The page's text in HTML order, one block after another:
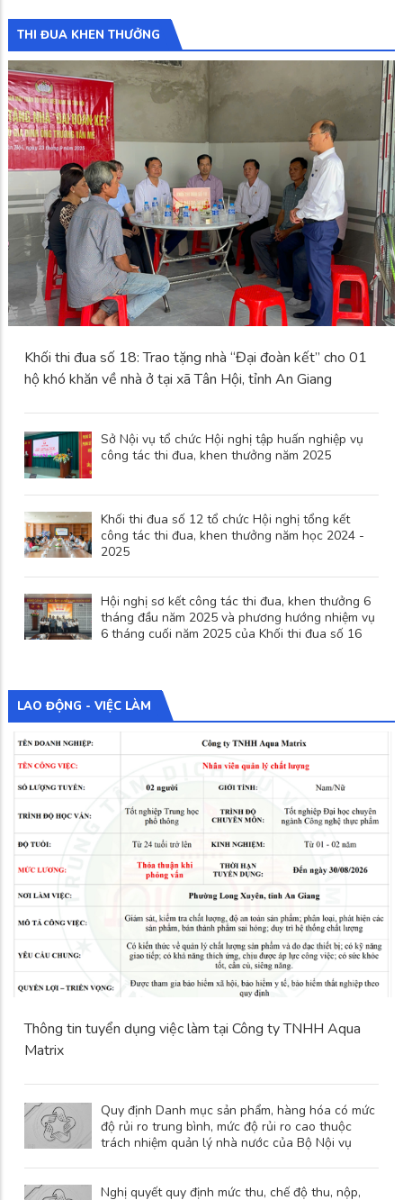
THI ĐUA KHEN THƯỞNG
Khối thi đua số 18: Trao tặng nhà “Đại đoàn kết” cho 01
hộ khó khăn về nhà ở tại xã Tân Hội, tỉnh An Giang
Sở Nội vụ tổ chức Hội nghị tập huấn nghiệp vụ
công tác thi đua, khen thưởng năm 2025
Khối thi đua số 12 tổ chức Hội nghị tổng kết
công tác thi đua, khen thưởng năm học 2024 -
2025
Hội nghị sơ kết công tác thi đua, khen thưởng 6
tháng đầu năm 2025 và phương hướng nhiệm vụ
6 tháng cuối năm 2025 của Khối thi đua số 16
LAO ĐỘNG - VIỆC LÀM
Thông tin tuyển dụng việc làm tại Công ty TNHH Aqua
Matrix
Quy định Danh mục sản phẩm, hàng hóa có mức
độ rủi ro trung bình, mức độ rủi ro cao thuộc
trách nhiệm quản lý nhà nước của Bộ Nội vụ
Nghị quyết quy định mức thu, chế độ thu, nộp,